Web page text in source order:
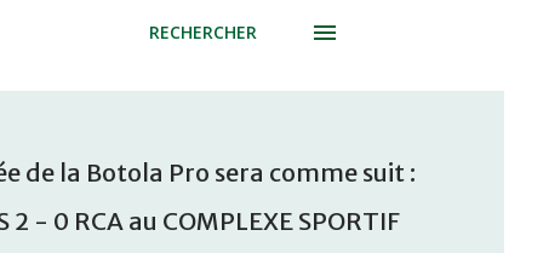
RECHERCHER
de la Botola Pro sera comme suit :
- 0 RCA au COMPLEXE SPORTIF